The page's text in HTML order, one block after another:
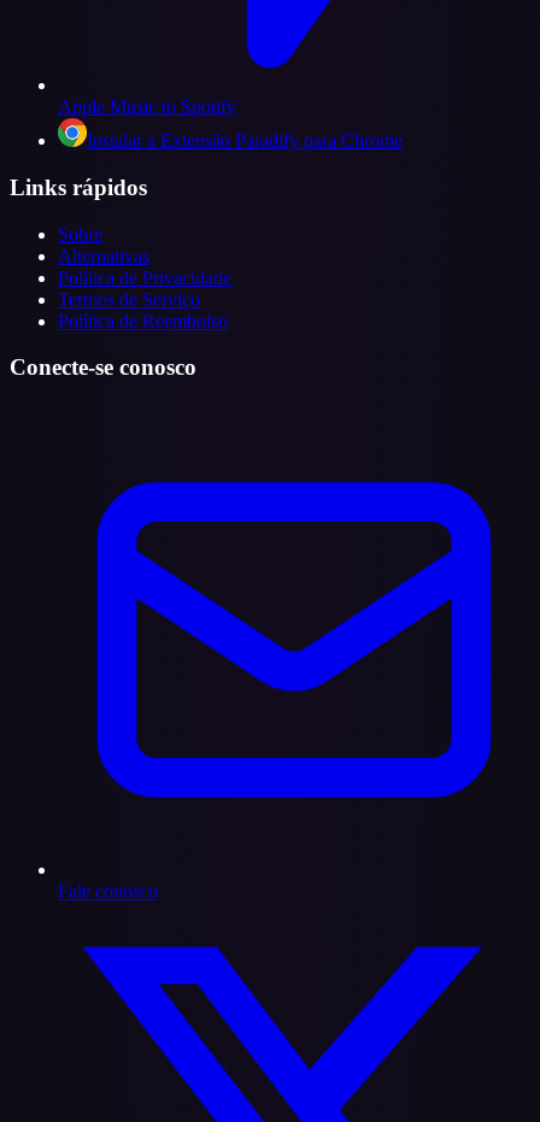
Apple Music to Spotify
Instalar a Extensão Paradify para Chrome
Links rápidos
Sobre
Alternativas
Política de Privacidade
Termos de Serviço
Política de Reembolso
Conecte-se conosco
Fale conosco